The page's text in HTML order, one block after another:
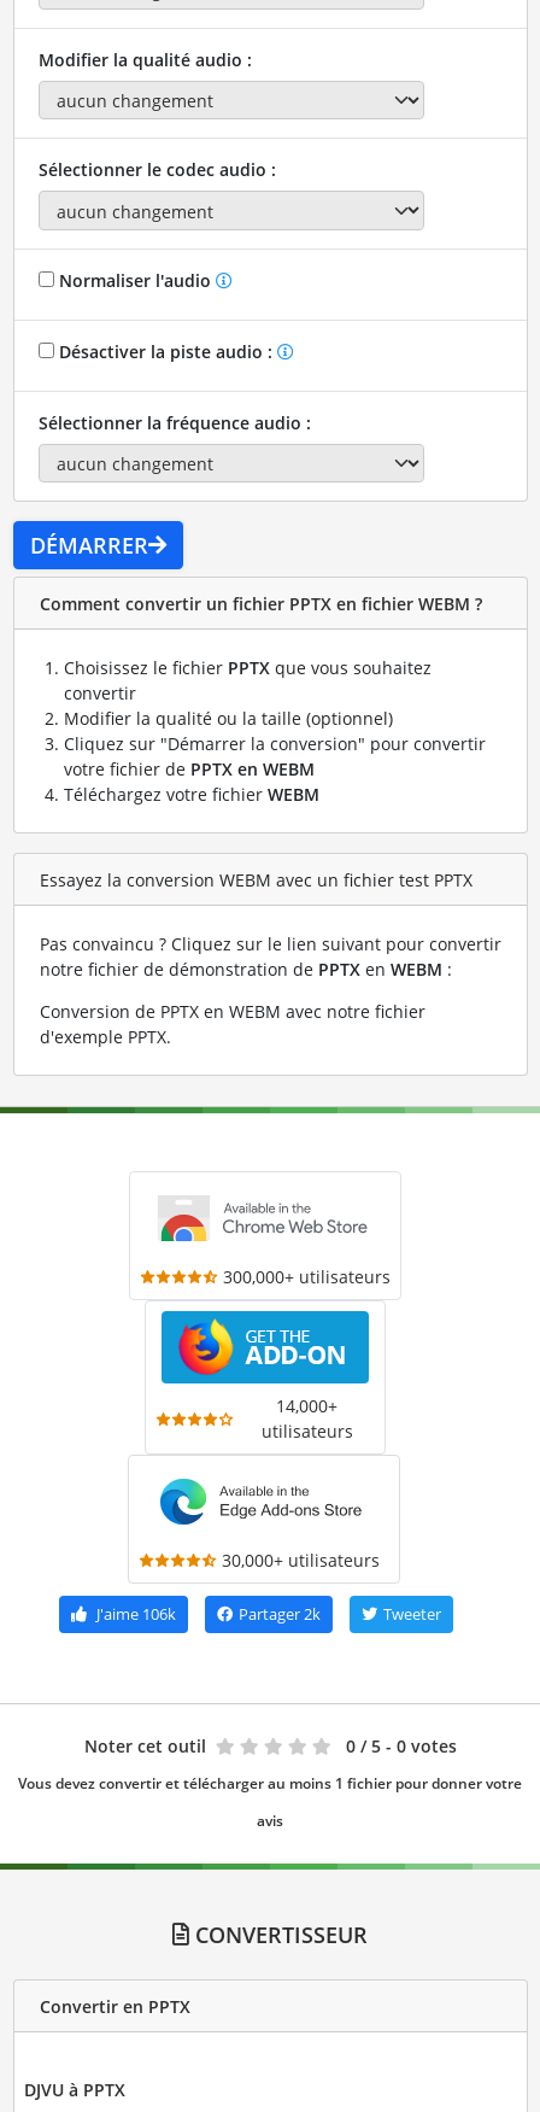
Modifier la qualité audio :
Sélectionner le codec audio :
Normaliser l'audio
Désactiver la piste audio :
Sélectionner la fréquence audio :
DÉMARRER
Comment convertir un fichier PPTX en fichier WEBM ?
Choisissez le fichier PPTXque vous souhaitez
convertir
Modifier la qualité ou la taille (optionnel)
Cliquez sur "Démarrer la conversion" pour convertir
votre fichier de PPTX en WEBM
Téléchargez votre fichier WEBM
Essayez la conversion WEBM avec un fichier test PPTX
Pas convaincu ? Cliquez sur le lien suivant pour convertir
notre fichier de démonstration de PPTXen WEBM :
Conversion de PPTX en WEBM avec notre fichier
d'exemple PPTX.
300,000+ utilisateurs
14,000+
utilisateurs
30,000+ utilisateurs
J'aime106k Partager2k Tweeter
Noter cet outil 0 / 5 - 0 votes
Vous devez convertir et télécharger au moins 1 fichier pour donner votre
avis
CONVERTISSEUR
Convertir en PPTX
DJVU à PPTX